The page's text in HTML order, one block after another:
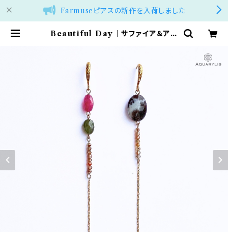
Farmuseピアスの新作を入荷しました
Beautiful Day｜サファイア＆アゲ